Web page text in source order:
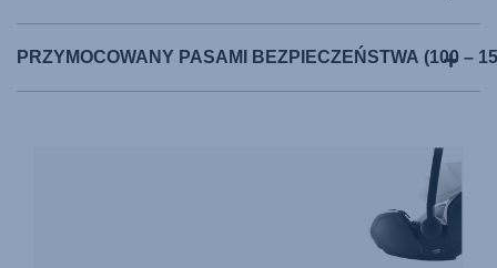
PRZYMOCOWANY PASAMI BEZPIECZEŃSTWA (100 –